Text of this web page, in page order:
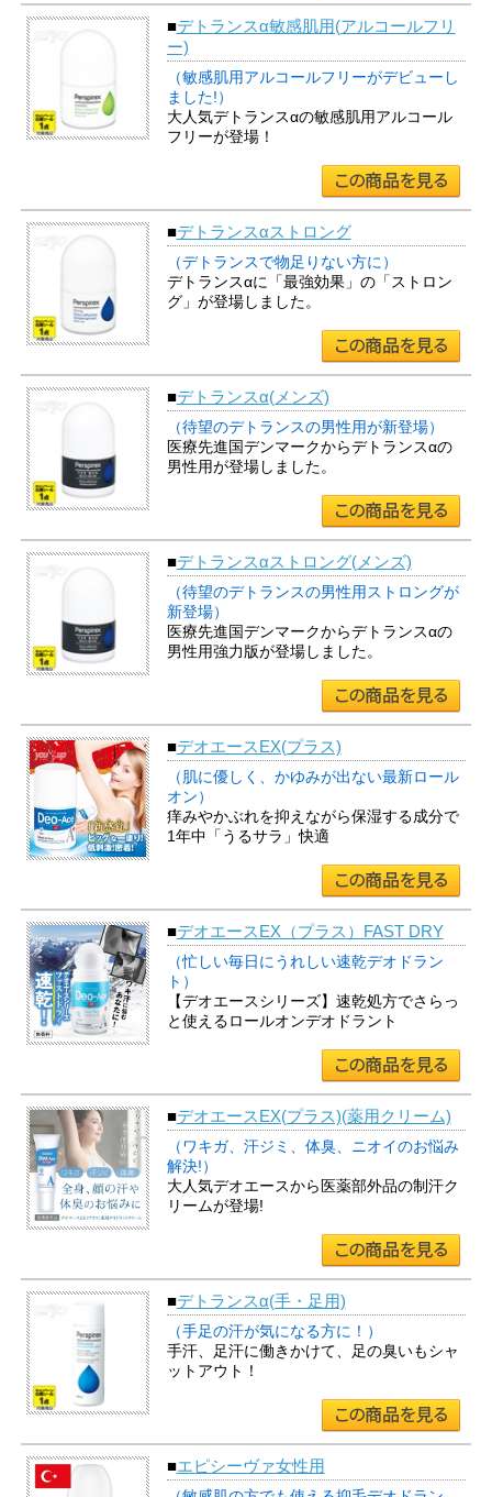
■デトランスα敏感肌用(アルコールフリ
ー)
（敏感肌用アルコールフリーがデビューし
ました!）
大人気デトランスαの敏感肌用アルコール
フリーが登場！
■デトランスαストロング
（デトランスで物足りない方に）
デトランスαに「最強効果」の「ストロン
グ」が登場しました。
■デトランスα(メンズ)
（待望のデトランスの男性用が新登場）
医療先進国デンマークからデトランスαの
男性用が登場しました。
■デトランスαストロング(メンズ)
（待望のデトランスの男性用ストロングが
新登場）
医療先進国デンマークからデトランスαの
男性用強力版が登場しました。
■デオエースEX(プラス)
（肌に優しく、かゆみが出ない最新ロール
オン）
痒みやかぶれを抑えながら保湿する成分で
1年中「うるサラ」快適
■デオエースEX（プラス）FAST DRY
（忙しい毎日にうれしい速乾デオドラン
ト）
【デオエースシリーズ】速乾処方でさらっ
と使えるロールオンデオドラント
■デオエースEX(プラス)(薬用クリーム)
（ワキガ、汗ジミ、体臭、ニオイのお悩み
解決!）
大人気デオエースから医薬部外品の制汗ク
リームが登場!
■デトランスα(手・足用)
（手足の汗が気になる方に！）
手汗、足汗に働きかけて、足の臭いもシャ
ットアウト！
■エピシーヴァ女性用